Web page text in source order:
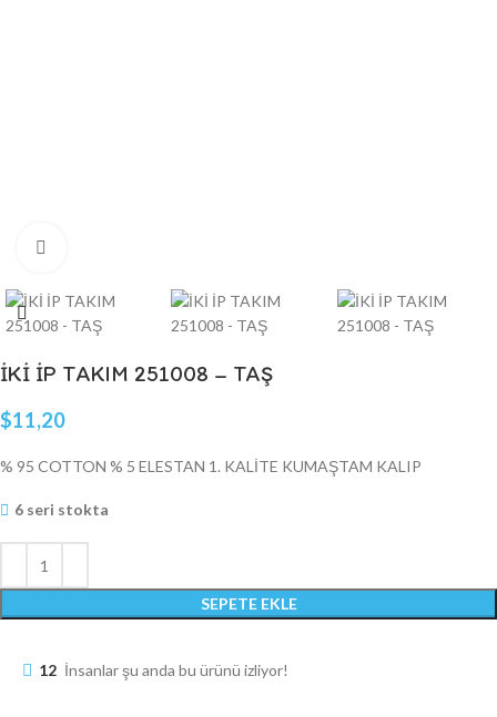
İKİ İP TAKIM 251008 – TAŞ
$11,20
% 95 COTTON % 5 ELESTAN 1. KALİTE KUMAŞTAM KALIP
6 seri stokta
SEPETE EKLE
12 İnsanlar şu anda bu ürünü izliyor!